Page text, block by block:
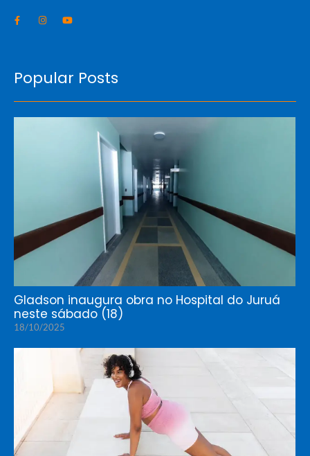
Popular Posts
Gladson inaugura obra no Hospital do Juruá
neste sábado (18)
18/10/2025